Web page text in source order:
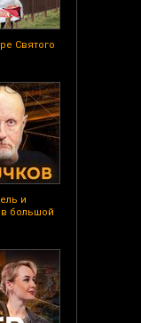
Святого
и
большой